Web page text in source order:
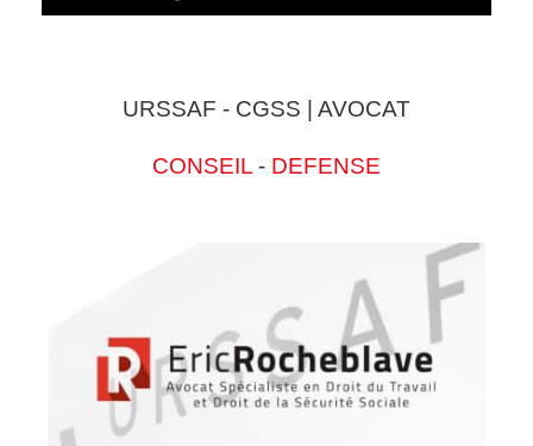
URSSAF - CGSS | AVOCAT
CONSEIL - DEFENSE